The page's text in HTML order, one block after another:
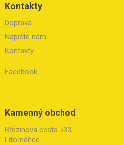
Kontakty
Doprava
Napište nám
Kontakty
Facebook
Kamenný obchod
Březinova cesta 533,
Litoměřice